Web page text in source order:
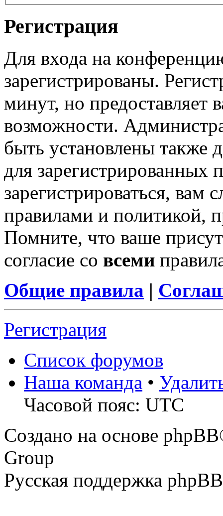
Регистрация
Для входа на
зарегистрированы.
минут, но предоставляет
возможности.
быть установлены также
для зарегистрированных
зарегистрироваться, вам
правилами и политикой,
Помните, что ваше
согласие со всеми
Общие правила |
Регистрация
Список форумов
Наша команда •
Часовой пояс: UTC
Создано на основе
Group
Русская поддержка phpBB